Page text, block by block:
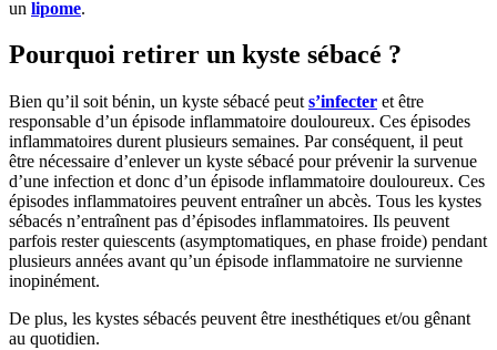
un lipome.
Pourquoi retirer un kyste sébacé ?
Bien qu’il soit bénin, un kyste sébacé peut s’infecter et être
responsable d’un épisode inflammatoire douloureux. Ces épisodes
inflammatoires durent plusieurs semaines. Par conséquent, il peut
être nécessaire d’enlever un kyste sébacé pour prévenir la survenue
d’une infection et donc d’un épisode inflammatoire douloureux. Ces
épisodes inflammatoires peuvent entraîner un abcès. Tous les kystes
sébacés n’entraînent pas d’épisodes inflammatoires. Ils peuvent
parfois rester quiescents (asymptomatiques, en phase froide) pendant
plusieurs années avant qu’un épisode inflammatoire ne survienne
inopinément.
De plus, les kystes sébacés peuvent être inesthétiques et/ou gênant
au quotidien.